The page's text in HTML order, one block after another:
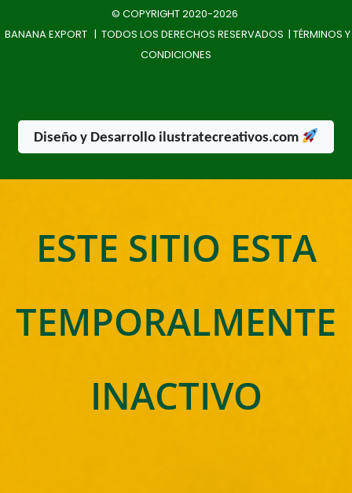
© COPYRIGHT 2020-2026
BANANA EXPORT | TODOS LOS DERECHOS RESERVADOS | TÉRMINOS Y
CONDICIONES
Diseño y Desarrollo ilustratecreativos.com
ESTE SITIO ESTA
TEMPORALMENTE
INACTIVO